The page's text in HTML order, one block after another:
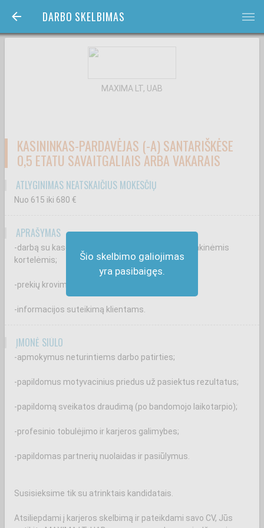
DARBO SKELBIMAS bars
Šio skelbimo galiojimas
yra pasibaigęs.
MAXIMA LT, UAB
KASININKAS-PARDAVĖJAS (-A) SANTARIŠKĖSE
0,5 ETATU SAVAITGALIAIS ARBA VAKARAIS
ATLYGINIMAS NEATSKAIČIUS MOKESČIŲ
Nuo 615 iki 680 €
APRAŠYMAS
-darbą su kasos aparatu, grynaisiais pinigais, bankinėmis
kortelėmis;
-prekių krovimą ir priežiūrą prekybos salėje;
-informacijos suteikimą klientams.
ĮMONĖ SIŪLO
-apmokymus neturintiems darbo patirties;
-papildomus motyvacinius priedus už pasiektus rezultatus;
-papildomą sveikatos draudimą (po bandomojo laikotarpio);
-profesinio tobulėjimo ir karjeros galimybes;
-papildomas partnerių nuolaidas ir pasiūlymus.
Susisieksime tik su atrinktais kandidatais.
Atsiliepdami į karjeros skelbimą ir pateikdami savo CV, Jūs